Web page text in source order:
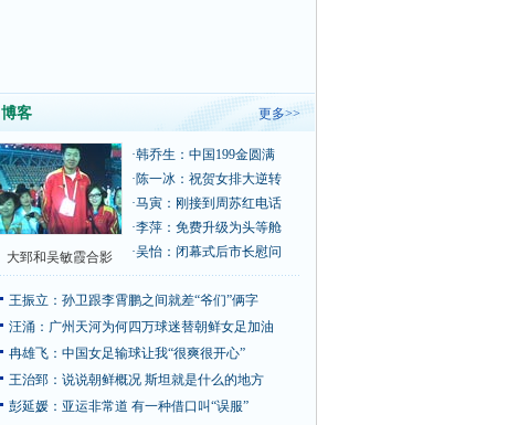
博客 更多>>
大郅和吴敏霞合影
·韩乔生：中国199金圆满
·陈一冰：祝贺女排大逆转
·马寅：刚接到周苏红电话
·李萍：免费升级为头等舱
·吴怡：闭幕式后市长慰问
王振立：孙卫跟李霄鹏之间就差“爷们”俩字
汪涌：广州天河为何四万球迷替朝鲜女足加油
冉雄飞：中国女足输球让我“很爽很开心”
王治郅：说说朝鲜概况 斯坦就是什么的地方
彭延媛：亚运非常道 有一种借口叫“误服”